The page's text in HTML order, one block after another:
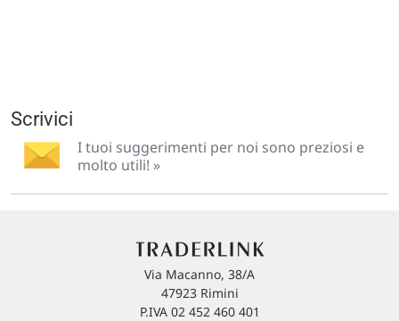
Scrivici
I tuoi suggerimenti per noi sono preziosi e
molto utili! »
Via Macanno, 38/A
47923 Rimini
P.IVA 02 452 460 401